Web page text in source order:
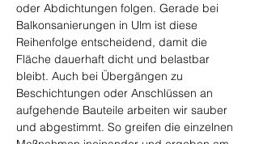
oder Abdichtungen folgen. Gerade bei
Balkonsanierungen in Ulm ist diese
Reihenfolge entscheidend, damit die
Fläche dauerhaft dicht und belastbar
bleibt. Auch bei Übergängen zu
Beschichtungen oder Anschlüssen an
aufgehende Bauteile arbeiten wir sauber
und abgestimmt. So greifen die einzelnen